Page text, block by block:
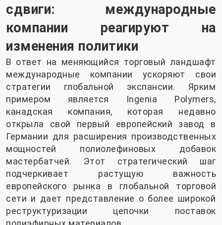
сдвиги: международные
компании реагируют на
изменения политики
В ответ на меняющийся торговый ландшафт
международные компании ускоряют свои
стратегии глобальной экспансии. Ярким
примером является Ingenia Polymers,
канадская компания, которая недавно
открыла свой первый европейский завод в
Германии для расширения производственных
мощностей полиолефиновых добавок
мастербатчей. Этот стратегический шаг
подчеркивает растущую важность
европейского рынка в глобальной торговой
сети и дает представление о более широкой
реструктуризации цепочки поставок